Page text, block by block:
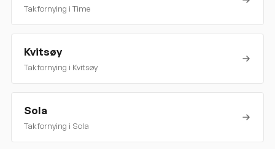
Takfornying i Time
Kvitsøy
Takfornying i Kvitsøy
Sola
Takfornying i Sola